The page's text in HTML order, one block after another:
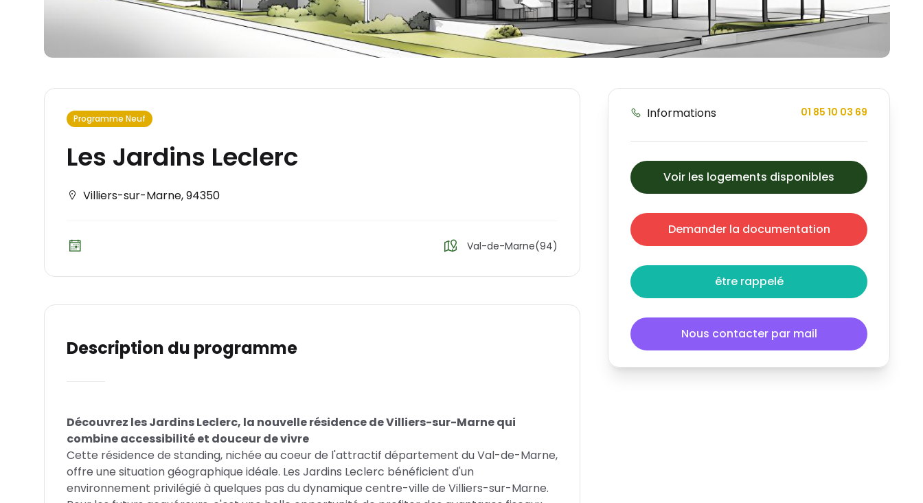
Programme Neuf
Les Jardins Leclerc
Villiers-sur-Marne,94350
Val-de-Marne(94)
Description du programme
Découvrez les Jardins Leclerc, la nouvelle résidence de Villiers-sur-Marne qui
combine accessibilité et douceur de vivre
Cette résidence de standing, nichée au coeur de l'attractif département du Val-de-Marne,
offre une situation géographique idéale. Les Jardins Leclerc bénéficient d'un
environnement privilégié à quelques pas du dynamique centre-ville de Villiers-sur-Marne.
Informations 01 85 10 03 69
Voir les logements disponibles
Demander la documentation
être rappelé
Nous contacter par mail